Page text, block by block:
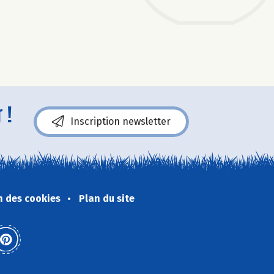
! Inscription newsletter
des cookies Plan du site